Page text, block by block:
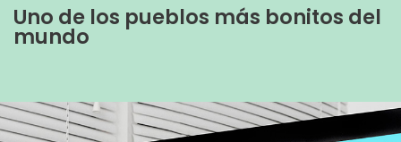
Uno de los pueblos más bonitos del
mundo